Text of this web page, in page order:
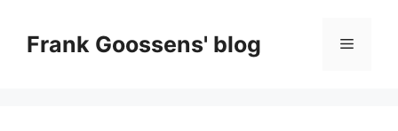
contentFrank Goossens' blog Menu